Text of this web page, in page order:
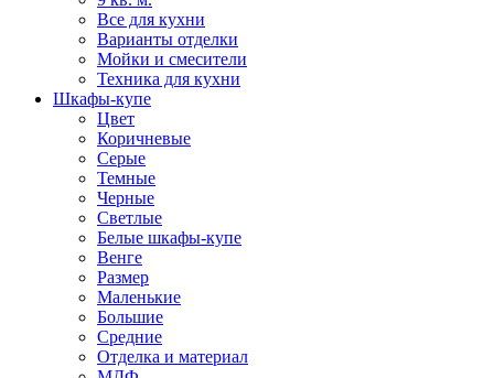
Все для кухни
Варианты отделки
Мойки и смесители
Техника для кухни
Шкафы-купе
Цвет
Коричневые
Серые
Темные
Черные
Светлые
Белые шкафы-купе
Венге
Размер
Маленькие
Большие
Средние
Отделка и материал